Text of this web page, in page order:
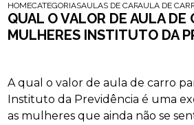
HOMECATEGORIASAULAS DE CARRO PARA
AULA DE
QUAL O VALOR DE AULA DE
MULHERES INSTITUTO DA
A qual o valor de aula de carro
Instituto da Previdência é uma
as mulheres que ainda não se